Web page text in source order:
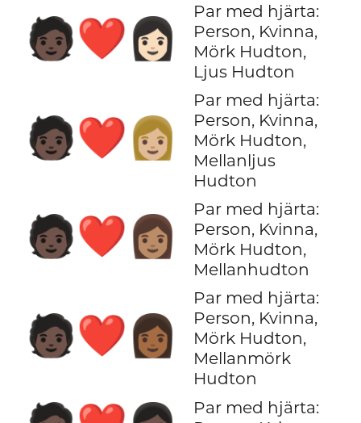
🧑🏿‍❤️‍👩🏻
Par med hjärta:
Person, Kvinna,
Mörk Hudton,
Ljus Hudton
🧑🏿‍❤️‍👩🏼
Par med hjärta:
Person, Kvinna,
Mörk Hudton,
Mellanljus
Hudton
🧑🏿‍❤️‍👩🏽
Par med hjärta:
Person, Kvinna,
Mörk Hudton,
Mellanhudton
🧑🏿‍❤️‍👩🏾
Par med hjärta:
Person, Kvinna,
Mörk Hudton,
Mellanmörk
Hudton
Par med hjärta: